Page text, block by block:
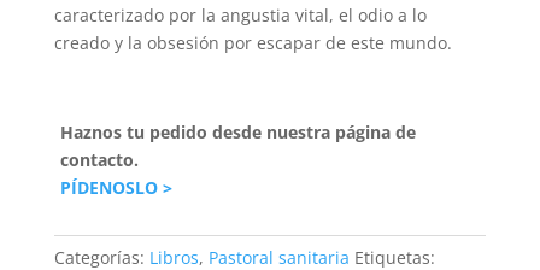
caracterizado por la angustia vital, el odio a lo
creado y la obsesión por escapar de este mundo.
Haznos tu pedido desde nuestra página de
contacto.
PÍDENOSLO >
Categorías: Libros, Pastoral sanitaria Etiquetas: